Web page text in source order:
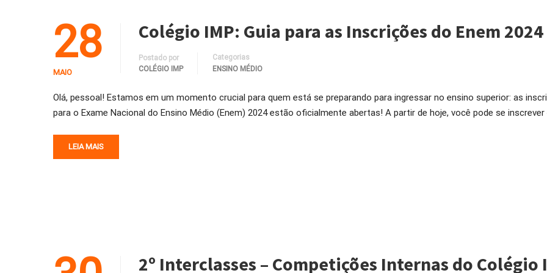
28
MAIO
Colégio IMP: Guia para as Inscrições do Enem 2024
Postado por
COLÉGIO IMP
Categorias
ENSINO MÉDIO
Olá, pessoal! Estamos em um momento crucial para quem está se preparando para ingressar no ensino superior: as
para o Exame Nacional do Ensino Médio (Enem) 2024 estão oficialmente abertas! A partir de hoje, você pode se inscrever
LEIA MAIS
2º Interclasses – Competições Internas do Colégio